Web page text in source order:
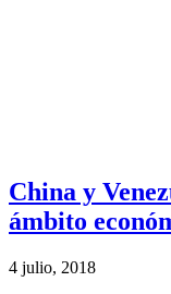
China y
ámbito
4 julio, 2018